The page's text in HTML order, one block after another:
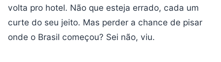
volta pro hotel. Não que esteja errado, cada um
curte do seu jeito. Mas perder a chance de pisar
onde o Brasil começou? Sei não, viu.